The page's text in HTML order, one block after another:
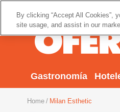
Gastronomía
Home Milan Esthetic
By clicking “Accept All Cookies”,
site usage, and assist in our